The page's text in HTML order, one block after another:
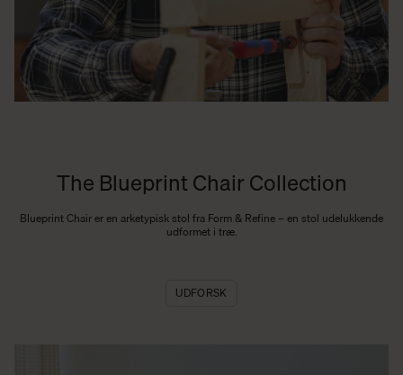
The Blueprint Chair Collection
Blueprint Chair er en arketypisk stol fra Form & Refine – en stol udelukkende
udformet i træ.
UDFORSK